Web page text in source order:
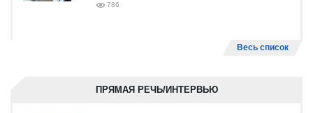
786
Весь список
ПРЯМАЯ РЕЧЬ/ИНТЕРВЬЮ